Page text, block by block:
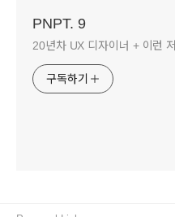
PNPT. 9
20년차 UX 디자이너 + 이런
구독하기